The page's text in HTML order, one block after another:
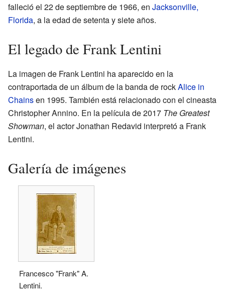
falleció el 22 de septiembre de 1966, en Jacksonville,
Florida, a la edad de setenta y siete años.
El legado de Frank Lentini
La imagen de Frank Lentini ha aparecido en la
contraportada de un álbum de la banda de rockAlice in
Chainsen 1995. También está relacionado con el cineasta
Christopher Annino. En la película de 2017 The Greatest
Showman, el actor Jonathan Redavid interpretó a Frank
Lentini.
Galería de imágenes
Francesco "Frank" A.
Lentini.